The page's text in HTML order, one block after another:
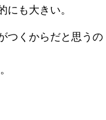
も大きい。
つくからだと思うの